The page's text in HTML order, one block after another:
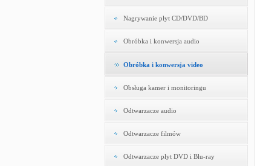
Nagrywanie płyt CD/DVD/BD
Obróbka i konwersja audio
Obróbka i konwersja video
Obsługa kamer i monitoringu
Odtwarzacze audio
Odtwarzacze filmów
Odtwarzacze płyt DVD i Blu-ray